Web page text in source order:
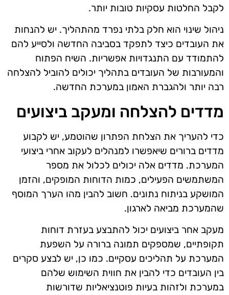
לקבל החלטות עסקיות טובות יותר.
ניהול שינוי הוא חלק בלתי נפרד מהתהליך. יש להנחות
את העובדים כיצד לתפקד בסביבה החדשה ולסייע להם
להתמודד עם התנגדויות אפשריות. השיח הפתוח
והמעורבות של העובדים בתהליך יכולים להוביל להצלחה
רבה יותר ולהגברת האמון במערכת החדשה.
מדדים להצלחה ומעקב ביצועים
כדי להעריך את הצלחת הפתרון שהוטמע, יש לקבוע
מדדים ברורים שיאפשרו למנהלים לעקוב אחרי ביצועי
המערכת. מדדים אלה יכולים לכלול את מספר
המשתמשים הפעילים, כמות הדוחות המופקים, והזמן
המושקע בניתוח נתונים. חשוב להבין מהו הערך המוסף
שהמערכת מביאה לארגון.
מעקב אחר ביצועים יכול להתבצע בעזרת דוחות
תקופתיים, שמספקים תמונה ברורה על השפעת
המערכת על תהליכים עסקיים. כמו כן, יש לבצע סקרים
בין העובדים כדי להבין את חווית השימוש שלהם
במערכת ולזהות בעיות פוטנציאליות שדורשות